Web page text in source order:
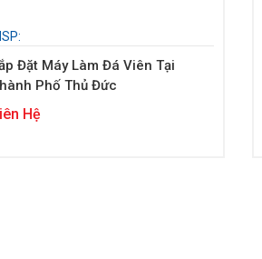
Đặt Máy Làm Đá Viên Tại
Phố Thủ Đức
Hệ